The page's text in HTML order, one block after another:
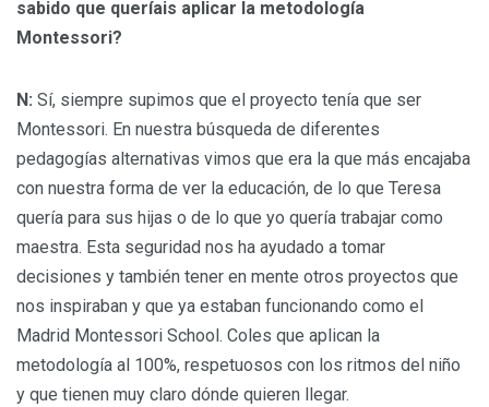
sabido que queríais aplicar la metodología
Montessori?
N: Sí, siempre supimos que el proyecto tenía que ser
Montessori. En nuestra búsqueda de diferentes
pedagogías alternativas vimos que era la que más encajaba
con nuestra forma de ver la educación, de lo que Teresa
quería para sus hijas o de lo que yo quería trabajar como
maestra. Esta seguridad nos ha ayudado a tomar
decisiones y también tener en mente otros proyectos que
nos inspiraban y que ya estaban funcionando como el
Madrid Montessori School. Coles que aplican la
metodología al 100%, respetuosos con los ritmos del niño
y que tienen muy claro dónde quieren llegar.